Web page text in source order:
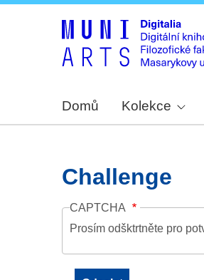
Domů Kolekce
Challenge
CAPTCHA
Prosím odšktrtněte pro